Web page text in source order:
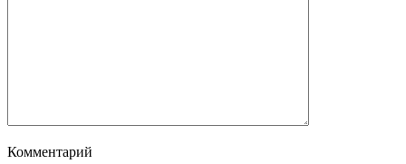
Комментарий